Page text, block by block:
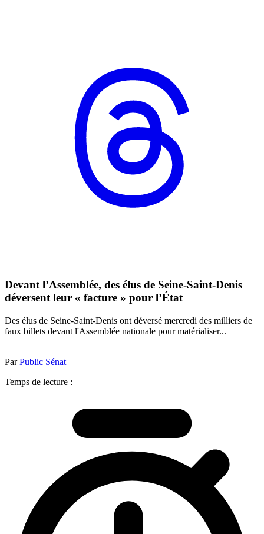
Devant l’Assemblée, des élus de Seine-Saint-Denis
déversent leur « facture » pour l’État
Des élus de Seine-Saint-Denis ont déversé mercredi des milliers de
faux billets devant l'Assemblée nationale pour matérialiser...
ParPublic Sénat
Temps de lecture :